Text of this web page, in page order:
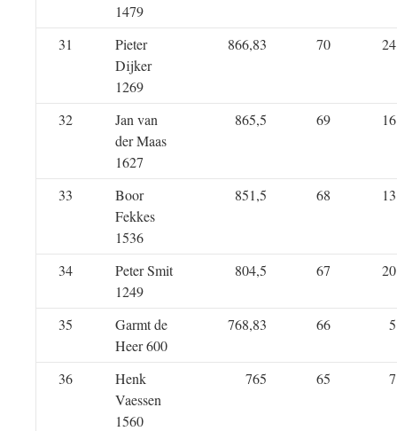
1479
31
Pieter
Dijker
1269
866,83 70 24
32
Jan van
der Maas
1627
865,5 69 16
33
Boor
Fekkes
1536
851,5 68 13
34
Peter Smit
1249
804,5 67 20
35
Garmt de
Heer 600
768,83 66 5
36
Henk
Vaessen
1560
765 65 7